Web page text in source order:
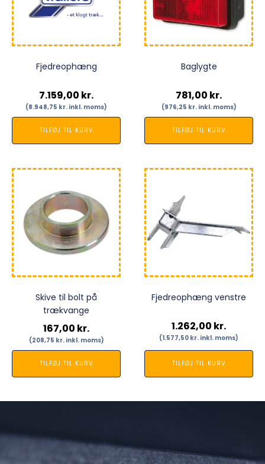
Fjedreophæng
7.159,00 kr.
(8.948,75 kr. inkl. moms)
TILFØJ TIL KURV
Baglygte
781,00 kr.
(976,25 kr.inkl. moms)
TILFØJ TIL KURV
Skive til bolt på
trækvange
167,00 kr.
(208,75 kr.inkl. moms)
TILFØJ TIL KURV
Fjedreophæng venstre
1.262,00 kr.
(1.577,50 kr. inkl. moms)
TILFØJ TIL KURV